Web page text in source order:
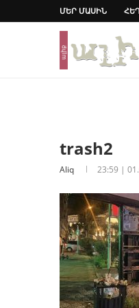
ՄԵՐ ՄԱՍԻՆ
trash2
Aliq 23:59 |